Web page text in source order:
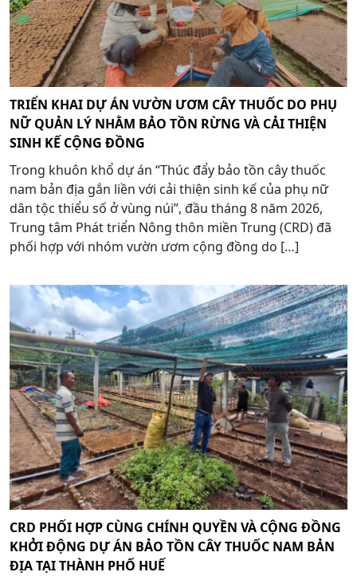
TRIỂN KHAI DỰ ÁN VƯỜN ƯƠM CÂY THUỐC DO PHỤ
NỮ QUẢN LÝ NHẰM BẢO TỒN RỪNG VÀ CẢI THIỆN
SINH KẾ CỘNG ĐỒNG
Trong khuôn khổ dự án “Thúc đẩy bảo tồn cây thuốc
nam bản địa gắn liền với cải thiện sinh kế của phụ nữ
dân tộc thiểu số ở vùng núi”, đầu tháng 8 năm 2026,
Trung tâm Phát triển Nông thôn miền Trung (CRD) đã
phối hợp với nhóm vườn ươm cộng đồng do […]
CRD PHỐI HỢP CÙNG CHÍNH QUYỀN VÀ CỘNG ĐỒNG
KHỞI ĐỘNG DỰ ÁN BẢO TỒN CÂY THUỐC NAM BẢN
ĐỊA TẠI THÀNH PHỐ HUẾ